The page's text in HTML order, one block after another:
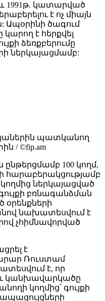
1991թ. կատարված
է ոչ միայն
Ապօրինի ծագում
է հերքվել
ձեռքբերումը
ներկայացմամբ:
պատկանող
/ ©fip.am
100 կողմ,
հարաբերակցությամբ
ներկայացված
բռնագանձման
օրենքների
նախատեսվում է
չհիմնավորված
է
Ռուստամ
է, որ
կանխավարկածը
կողմից՝ գույքի